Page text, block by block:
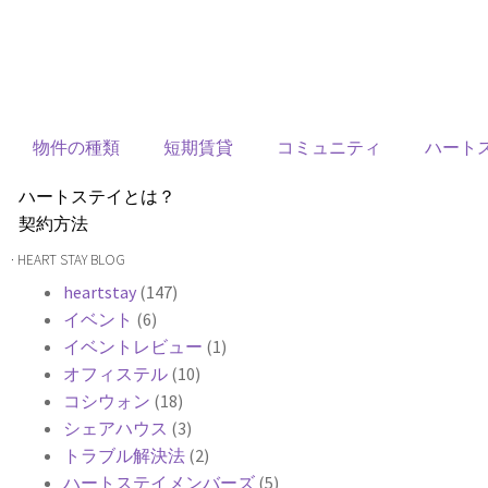
物件の種類 短期賃貸 コミュニティ ハート
ハートステイとは？
契約方法
韓国不動産情報
よくある質問
Heartee
· HEART STAY BLOG
heartstay (147)
イベント (6)
イベントレビュー (1)
オフィステル (10)
コシウォン (18)
シェアハウス (3)
トラブル解決法 (2)
ハートステイメンバーズ (5)